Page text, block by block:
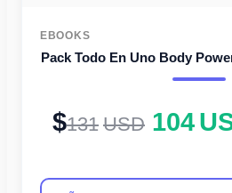
EBOOKS
Pack Todo En Uno Body
131 USD 104